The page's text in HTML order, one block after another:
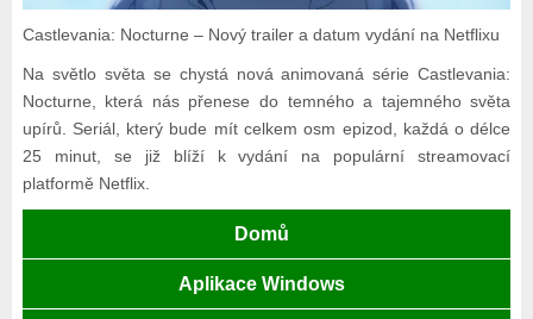
Castlevania: Nocturne – Nový trailer a datum vydání na Netflixu
Na světlo světa se chystá nová animovaná série Castlevania:
Nocturne, která nás přenese do temného a tajemného světa
upírů. Seriál, který bude mít celkem osm epizod, každá o délce
25 minut, se již blíží k vydání na populární streamovací
platformě Netflix.
Domů
Aplikace Windows